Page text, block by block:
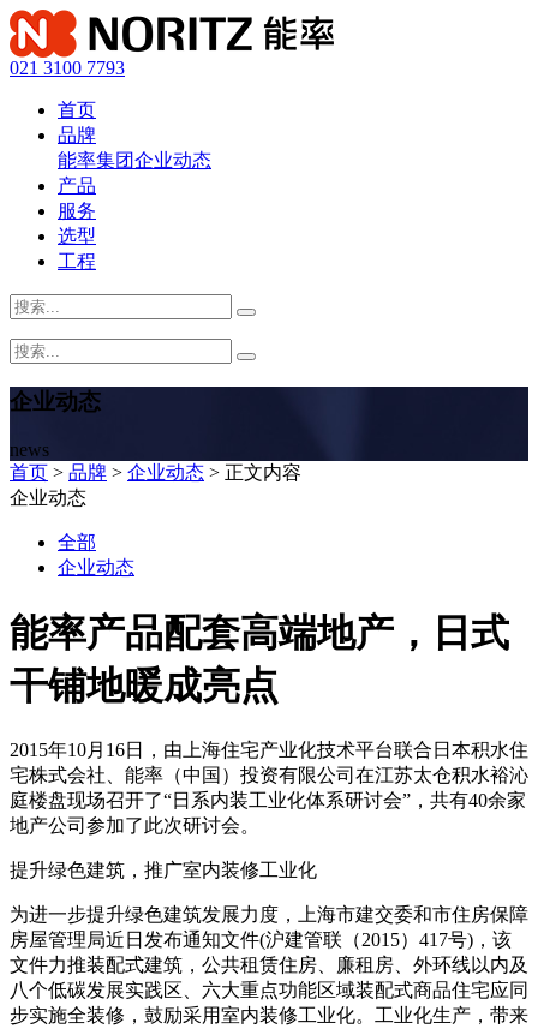
021 3100 7793
首页
品牌
能率集团企业动态
产品
服务
选型
工程
企业动态
news
首页 > 品牌 > 企业动态 > 正文内容
企业动态
全部
企业动态
能率产品配套高端地产，日式
干铺地暖成亮点
2015年10月16日，由上海住宅产业化技术平台联合日本积水住
宅株式会社、能率（中国）投资有限公司在江苏太仓积水裕沁
庭楼盘现场召开了“日系内装工业化体系研讨会”，共有40余家
地产公司参加了此次研讨会。
提升绿色建筑，推广室内装修工业化
为进一步提升绿色建筑发展力度，上海市建交委和市住房保障
房屋管理局近日发布通知文件(沪建管联（2015）417号)，该
文件力推装配式建筑，公共租赁住房、廉租房、外环线以内及
八个低碳发展实践区、六大重点功能区域装配式商品住宅应同
步实施全装修，鼓励采用室内装修工业化。工业化生产，带来